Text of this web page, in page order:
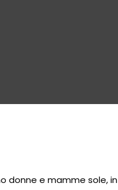
donne e mamme sole, in